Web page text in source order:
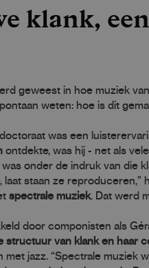
klank,
geweest in hoe muziek
weten: hoe is dit
was een
ontdekte, was hij - net als
onder de indruk van die
staan ze reproduceren,”
spectrale muziek. Dat werd
door componisten als
structuur van klank en haar
met jazz. “Spectrale muziek